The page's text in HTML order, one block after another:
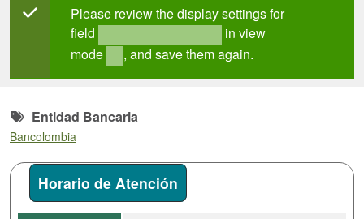
Mensaje de estado
Please review the display settings for
field
in view
mode
, and save them again.
Entidad Bancaria
Bancolombia
Horario de Atención